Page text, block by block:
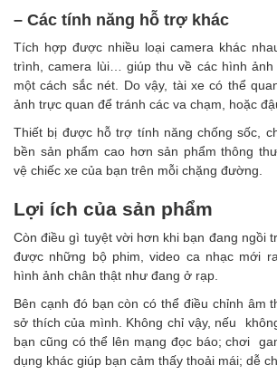
– Các tính năng hỗ trợ khác
Tích hợp được nhiều loại camera khác
trình, camera lùi… giúp thu về các hình ảnh
một cách sắc nét. Do vậy, tài xe có thể
ảnh trực quan để tránh các va chạm, hoặc
Thiết bị được hỗ trợ tính năng chống sốc,
bền sản phẩm cao hơn sản phẩm thông
vệ chiếc xe của bạn trên mỗi chặng đường.
Lợi ích của sản phẩm
Còn điều gì tuyệt vời hơn khi bạn đang ngồi
được những bộ phim, video ca nhạc mới
hình ảnh chân thật như đang ở rạp.
Bên cạnh đó bạn còn có thể điều chỉnh âm
sở thích của mình. Không chỉ vậy, nếu
bạn cũng có thể lên mạng đọc báo; chơi
dụng khác giúp bạn cảm thấy thoải mái; dễ